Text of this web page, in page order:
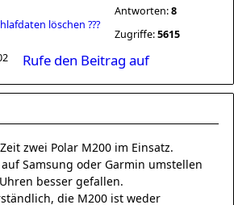
löschen ???
Antworten:8
Zugriffe:5615
Rufe den Beitrag auf
zwei Polar M200 im Einsatz.
Samsung oder Garmin umstellen
besser gefallen.
die M200 ist weder